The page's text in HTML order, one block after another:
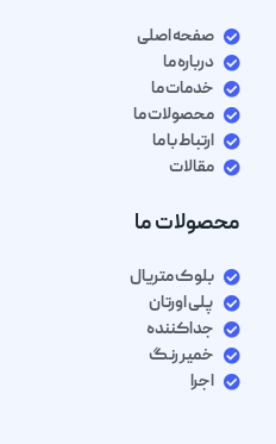
صفحه اصلی
درباره ما
خدمات ما
محصولات ما
ارتباط با ما
مقالات
محصولات ما
بلوک متریال
پلی اورتان
جداکننده
خمیر رنگ
اجرا